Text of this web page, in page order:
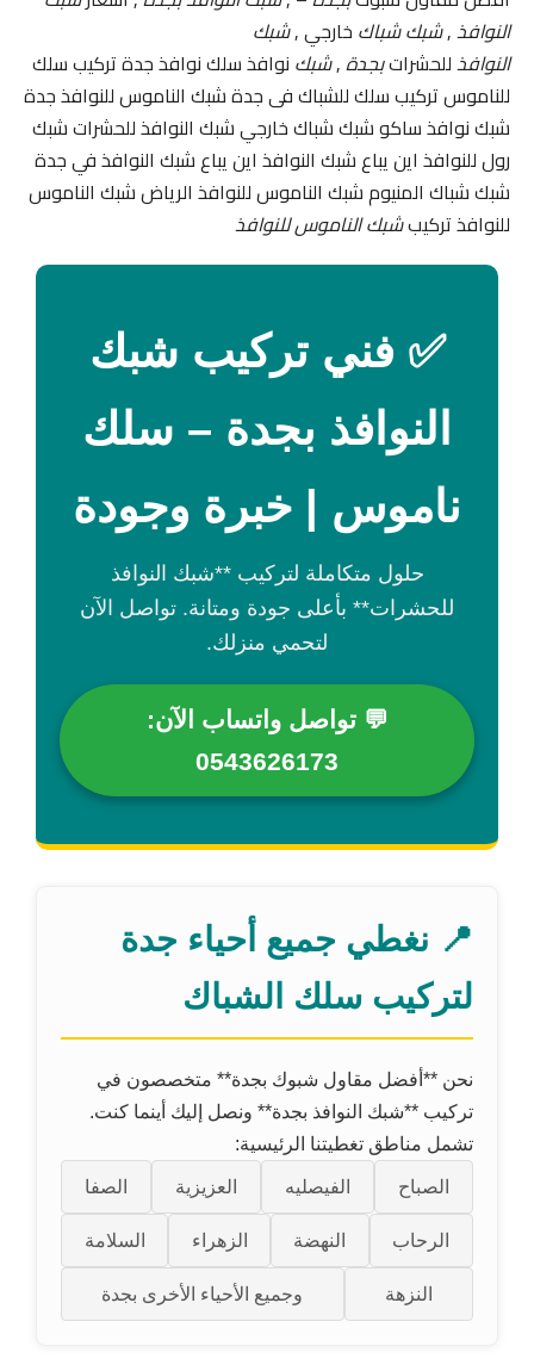
النوافذ,شبك شباك خارجي ,شبك
النوافذللحشراتبجدة,شبك نوافذ سلك نوافذ جدة تركيب سلك
للناموس تركيب سلك للشباك فى جدة شبك الناموس للنوافذ جدة
شبك نوافذ ساكو شبك شباك خارجي شبك النوافذ للحشرات شبك
رول للنوافذ اين يباع شبك النوافذ اين يباع شبك النوافذ في جدة
شبك شباك المنيوم شبك الناموس للنوافذ الرياض شبك الناموس
للنوافذ تركيبشبك الناموس للنوافذ
✅ فني تركيب شبك
النوافذ بجدة – سلك
ناموس | خبرة وجودة
حلول متكاملة لتركيب **شبك النوافذ
للحشرات** بأعلى جودة ومتانة. تواصل الآن
لتحمي منزلك.
💬 تواصل واتساب الآن:
0543626173
📍 نغطي جميع أحياء جدة
لتركيب سلك الشباك
نحن **أفضل مقاول شبوك بجدة** متخصصون في
تركيب **شبك النوافذ بجدة** ونصل إليك أينما كنت.
تشمل مناطق تغطيتنا الرئيسية:
الصباح الفيصليه العزيزية الصفا
الرحاب النهضة الزهراء السلامة
النزهة وجميع الأحياء الأخرى بجدة